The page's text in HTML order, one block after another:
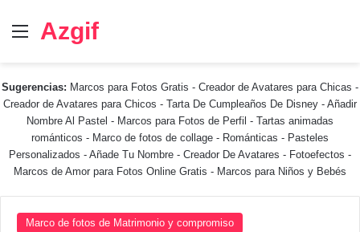
Menú
Azgif
Sugerencias: Marcos para Fotos Gratis - Creador de Avatares para Chicas -
Creador de Avatares para Chicos - Tarta De Cumpleaños De Disney - Añadir
Nombre Al Pastel - Marcos para Fotos de Perfil - Tartas animadas
románticos - Marco de fotos de collage - Románticas - Pasteles
Personalizados - Añade Tu Nombre - Creador De Avatares - Fotoefectos -
Marcos de Amor para Fotos Online Gratis - Marcos para Niños y Bebés
Marco de fotos de Matrimonio y compromiso